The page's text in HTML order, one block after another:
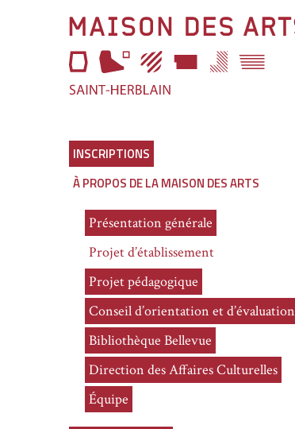
Maison
des
Arts
page
d'accueil
INSCRIPTIONS
À PROPOS DE LA MAISON DES ARTS
Présentation générale
Projet d’établissement
Projet pédagogique
Conseil d’orientation et d’évaluation
Bibliothèque Bellevue
Direction des Affaires Culturelles
Équipe